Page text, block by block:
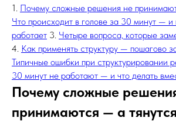
1. Почему сложные решения не
Что происходит в голове за 30 минут — и
работает 3. Четыре вопроса, которые
4. Как применять структуру — пошагово
Типичные ошибки при структурировании
30 минут не работают — и что делать
Почему сложные
принимаются — а тянутся